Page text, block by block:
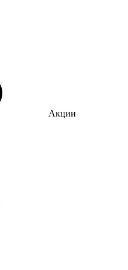
Акции